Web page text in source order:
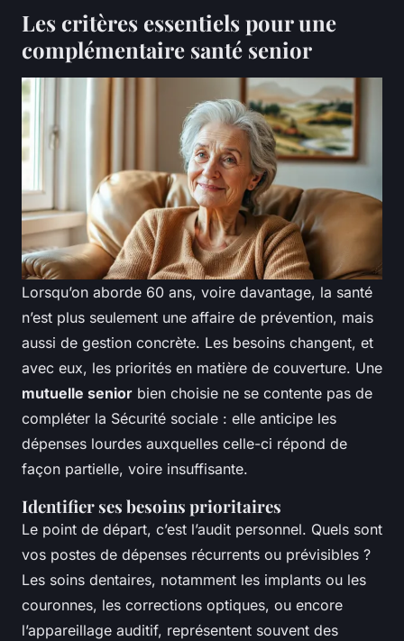
Les critères essentiels pour une
complémentaire santé senior
Lorsqu’on aborde 60 ans, voire davantage, la santé
n’est plus seulement une affaire de prévention, mais
aussi de gestion concrète. Les besoins changent, et
avec eux, les priorités en matière de couverture. Une
mutuelle senior bien choisie ne se contente pas de
compléter la Sécurité sociale : elle anticipe les
dépenses lourdes auxquelles celle-ci répond de
façon partielle, voire insuffisante.
Identifier ses besoins prioritaires
Le point de départ, c’est l’audit personnel. Quels sont
vos postes de dépenses récurrents ou prévisibles ?
Les soins dentaires, notamment les implants ou les
couronnes, les corrections optiques, ou encore
l’appareillage auditif, représentent souvent des